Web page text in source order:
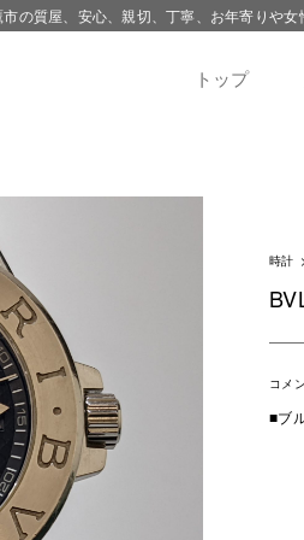
の質屋、安心、親切、丁寧、お年寄りや
トップ
時計
コメ
■ブ